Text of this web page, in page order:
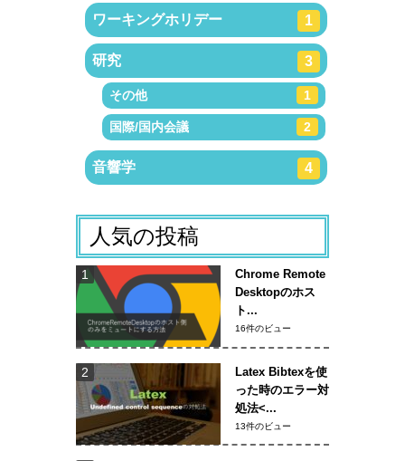
ワーキングホリデー 1
研究 3
その他 1
国際/国内会議 2
音響学 4
人気の投稿
Chrome Remote
Desktopのホス
ト...
16件のビュー
Latex Bibtexを使
った時のエラー対
処法<...
13件のビュー